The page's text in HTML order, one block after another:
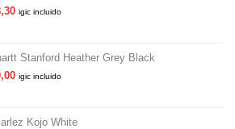
igic incluido
Stanford Heather Grey Black
igic incluido
Kojo White